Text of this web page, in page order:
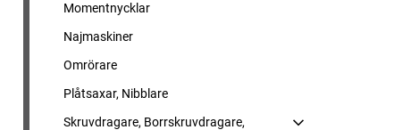
Momentnycklar
Najmaskiner
Omrörare
Plåtsaxar, Nibblare
Skruvdragare, Borrskruvdragare,